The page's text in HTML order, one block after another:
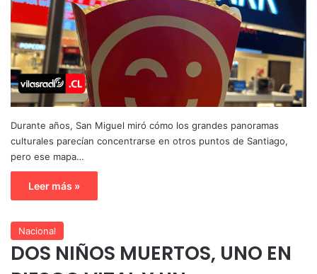
Durante años, San Miguel miró cómo los grandes panoramas
culturales parecían concentrarse en otros puntos de Santiago,
pero ese mapa…
Leer más »
Nacional
DOS NIÑOS MUERTOS, UNO EN